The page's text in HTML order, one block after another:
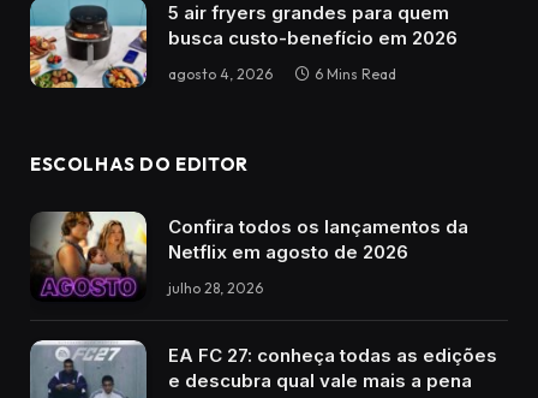
5 air fryers grandes para quem
busca custo-benefício em 2026
agosto 4, 2026 6 Mins Read
ESCOLHAS DO EDITOR
Confira todos os lançamentos da
Netflix em agosto de 2026
julho 28, 2026
EA FC 27: conheça todas as edições
e descubra qual vale mais a pena